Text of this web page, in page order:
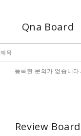
Qna Board
제목
등록된 문의가 없습니다.
Review Board